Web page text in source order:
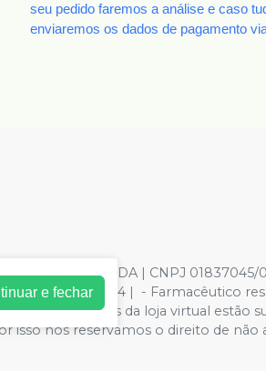
seu pedido faremos a análise e caso
enviaremos os dados de pagamento
LTDA | CNPJ 01837045/
1 / 7.04.657-4 | - Farmacêutico
e condições da loja virtual estão
isso nos reservamos o direito de não
e fechar